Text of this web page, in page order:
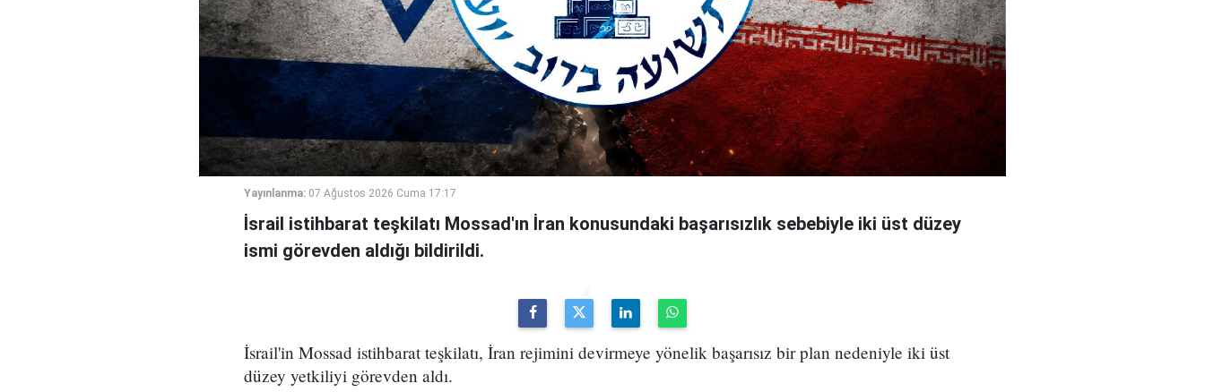
Yayınlanma: 07 Ağustos 2026 Cuma 17:17
İsrail istihbarat teşkilatı Mossad'ın İran konusundaki başarısızlık sebebiyle iki üst düzey
ismi görevden aldığı bildirildi.
İsrail'in Mossad istihbarat teşkilatı, İran rejimini devirmeye yönelik başarısız bir plan nedeniyle iki üst
düzey yetkiliyi görevden aldı.